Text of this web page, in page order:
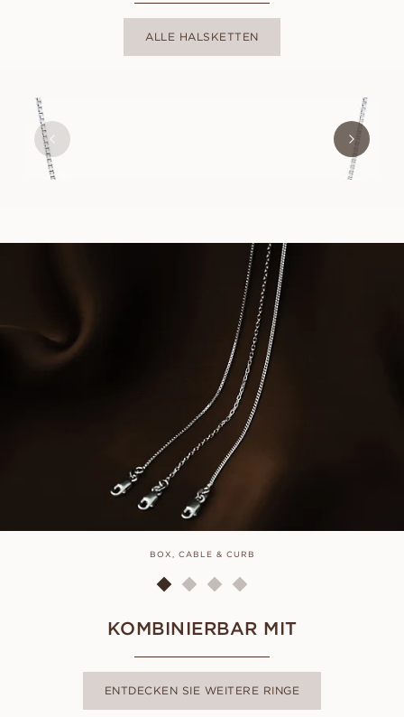
ALLE HALSKETTEN
BOX, CABLE & CURB
KOMBINIERBAR MIT
ENTDECKEN SIE WEITERE RINGE